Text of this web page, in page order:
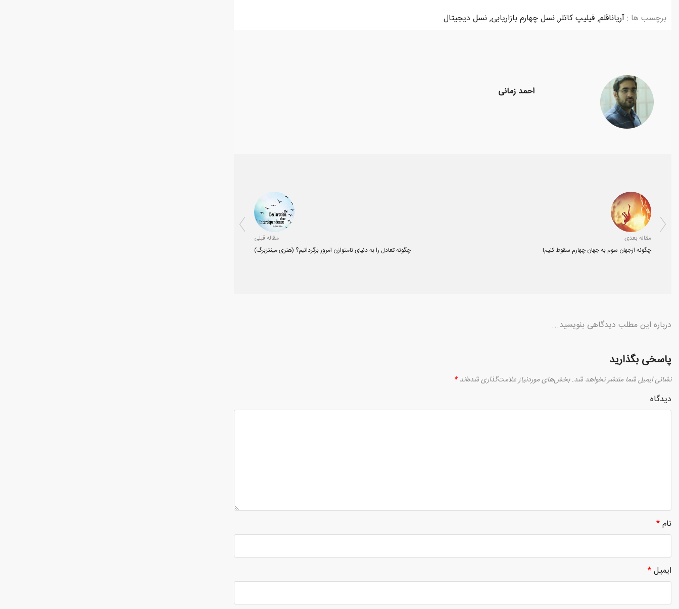
برچسب ها : آریاناقلم, فیلیپ کاتلر,نسل چهارم بازاریابی,نسل دیجیتال
احمد زمانی
مقاله قبلی
چگونه تعادل را به دنیای نامتوازن امروز برگردانیم؟ (هنری مینتزبرگ)
مقاله بعدی
چگونه ازجهان سوم به جهان چهارم سقوط کنیم!
درباره این مطلب دیدگاهی بنویسید...
پاسخی بگذارید
نشانی ایمیل شما منتشر نخواهد شد.بخش‌های موردنیاز علامت‌گذاری شده‌اند*
دیدگاه
نام*
ایمیل*